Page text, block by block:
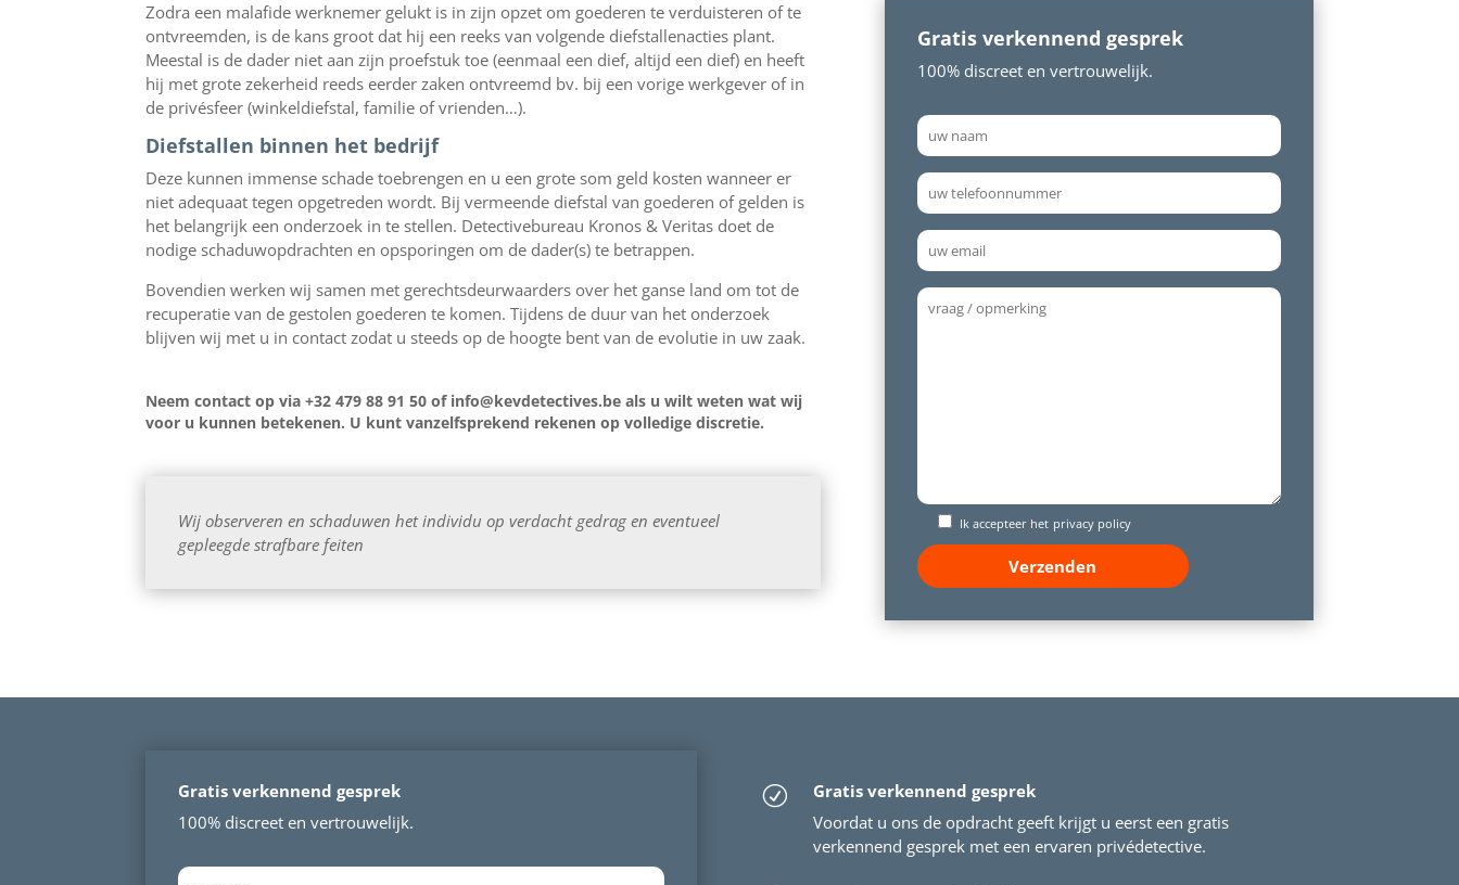
Zodra een malafide werknemer gelukt is in zijn opzet om goederen te verduisteren of te
ontvreemden, is de kans groot dat hij een reeks van volgende diefstallenacties plant.
Meestal is de dader niet aan zijn proefstuk toe (eenmaal een dief, altijd een dief) en heeft
hij met grote zekerheid reeds eerder zaken ontvreemd bv. bij een vorige werkgever of in
de privésfeer (winkeldiefstal, familie of vrienden…).
Diefstallen binnen het bedrijf
Deze kunnen immense schade toebrengen en u een grote som geld kosten wanneer er
niet adequaat tegen opgetreden wordt. Bij vermeende diefstal van goederen of gelden is
het belangrijk een onderzoek in te stellen. Detectivebureau Kronos & Veritas doet de
nodige schaduwopdrachten en opsporingen om de dader(s) te betrappen.
Bovendien werken wij samen met gerechtsdeurwaarders over het ganse land om tot de
recuperatie van de gestolen goederen te komen. Tijdens de duur van het onderzoek
blijven wij met u in contact zodat u steeds op de hoogte bent van de evolutie in uw zaak.
Neem contact op via +32 479 88 91 50 of info@kevdetectives.be als u wilt weten wat wij
voor u kunnen betekenen. U kunt vanzelfsprekend rekenen op volledige discretie.
Wij observeren en schaduwen het individu op verdacht gedrag en eventueel
gepleegde strafbare feiten
Gratis verkennend gesprek
100% discreet en vertrouwelijk.
Ik accepteer het privacy policy
Gratis verkennend gesprek
100% discreet en vertrouwelijk.
R
Gratis verkennend gesprek
Voordat u ons de opdracht geeft krijgt u eerst een gratis
verkennend gesprek met een ervaren privédetective.